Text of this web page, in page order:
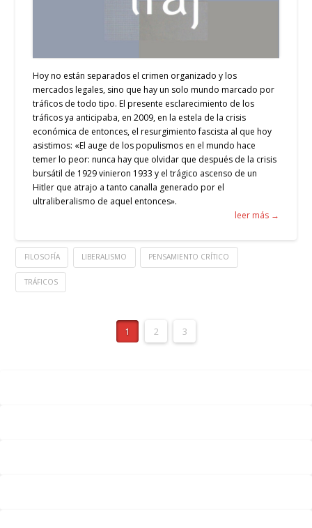
Hoy no están separados el crimen organizado y los
mercados legales, sino que hay un solo mundo marcado por
tráficos de todo tipo. El presente esclarecimiento de los
tráficos ya anticipaba, en 2009, en la estela de la crisis
económica de entonces, el resurgimiento fascista al que hoy
asistimos: «El auge de los populismos en el mundo hace
temer lo peor: nunca hay que olvidar que después de la crisis
bursátil de 1929 vinieron 1933 y el trágico ascenso de un
Hitler que atrajo a tanto canalla generado por el
ultraliberalismo de aquel entonces».
leer más →
FILOSOFÍA LIBERALISMO PENSAMIENTO CRÍTICO
TRÁFICOS
1 2 3